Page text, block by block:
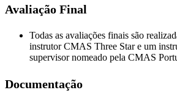
Avaliação Final
Todas as avaliações finais são
instrutor CMAS Three Star e um
supervisor nomeado pela CMAS
Documentação